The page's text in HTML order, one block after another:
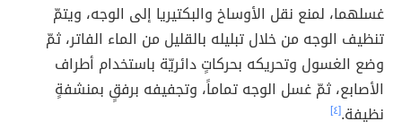
غسلهما، لمنع نقل الأوساخ والبكتيريا إلى الوجه، ويتمّ
تنظيف الوجه من خلال تبليله بالقليل من الماء الفاتر، ثمّ
وضع الغسول وتحريكه بحركاتٍ دائريّة باستخدام أطراف
الأصابع، ثمّ غسل الوجه تماماً، وتجفيفه برفقٍ بمنشفةٍ
نظيفة.[٤]